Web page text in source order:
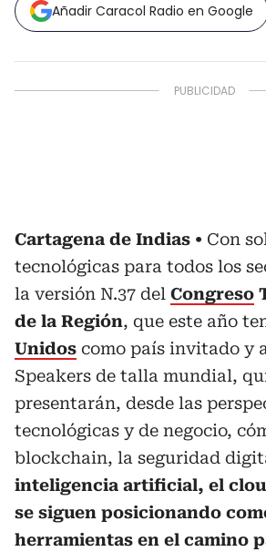
Añadir Caracol Radio en Google
Cartagena de Indias
Con
tecnológicas para todos los
la versión N.37 del Congreso
de la Región, que este año
Unidos como país invitado y
Speakers de talla mundial,
presentarán, desde las
tecnológicas y de negocio,
blockchain, la seguridad
inteligencia artificial, el
se siguen posicionando
herramientas en el camino